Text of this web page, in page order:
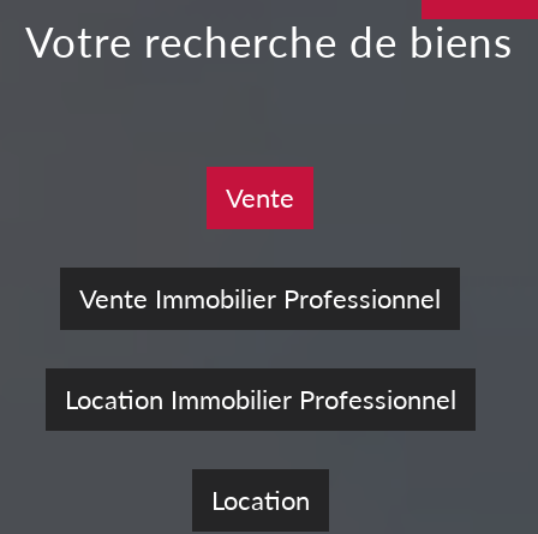
votre recherche de biens
Vente
Vente Immobilier Professionnel
Location Immobilier Professionnel
Location